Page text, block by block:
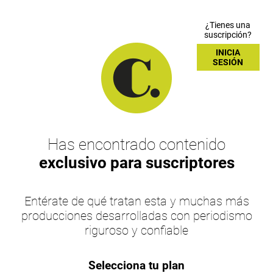
¿Tienes una
suscripción?
INICIA
SESIÓN
Has encontrado contenido
exclusivo para suscriptores
Entérate de qué tratan esta y muchas más
producciones desarrolladas con periodismo
riguroso y confiable
Selecciona tu plan